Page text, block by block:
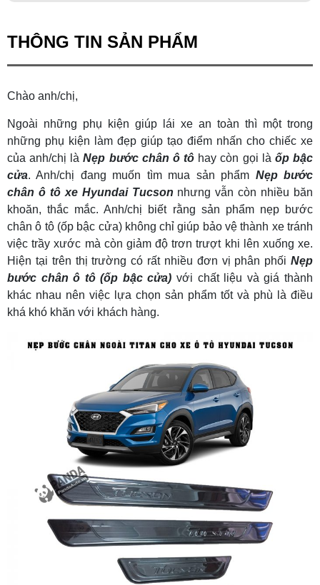
THÔNG TIN SẢN PHẨM
Chào anh/chị,
Ngoài những phụ kiện giúp lái xe an toàn thì một trong
những phụ kiện làm đẹp giúp tạo điểm nhấn cho chiếc xe
của anh/chị làNẹp bước chân ô tô hay còn gọi là ốp bậc
cửa. Anh/chị đang muốn tìm mua sản phẩm Nẹp bước
chân ô tô xe Hyundai Tucson nhưng vẫn còn nhiều băn
khoăn, thắc mắc. Anh/chị biết rằng sản phẩm nẹp bước
chân ô tô (ốp bậc cửa) không chỉ giúp bảo vệ thành xe tránh
việc trầy xước mà còn giảm độ trơn trượt khi lên xuống xe.
Hiện tại trên thị trường có rất nhiều đơn vị phân phối Nẹp
bước chân ô tô (ốp bậc cửa) với chất liệu và giá thành
khác nhau nên việc lựa chọn sản phẩm tốt và phù là điều
khá khó khăn với khách hàng.